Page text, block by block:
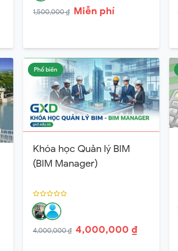
1,500,000 ₫ Miễn phí
Phổ biến
Khóa học Quản lý BIM
(BIM Manager)
4,000,000 ₫ 4,000,000 ₫